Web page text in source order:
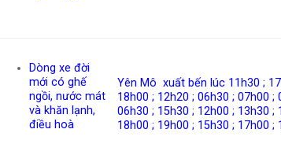
Dòng xe đời
mới có ghế
ngồi, nước mát
và khăn lạnh,
điều hoà
Yên Mô xuất bến lúc 11h30 ;
18h00 ; 12h20 ; 06h30 ; 07h00 ;
06h30 ; 15h30 ; 12h00 ; 13h30 ;
18h00 ; 19h00 ; 15h30 ; 17h00 ;